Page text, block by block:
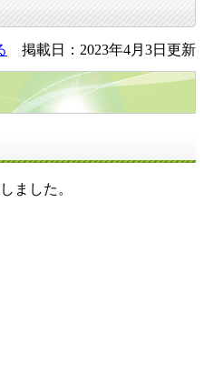
掲載日：2023年4月3日更新
ました。